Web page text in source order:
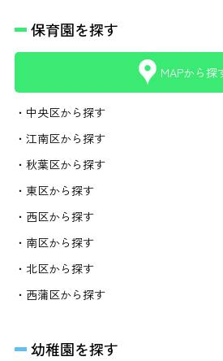
保育園を探す
MAPから探
・中央区から探す
・江南区から探す
・秋葉区から探す
・東区から探す
・西区から探す
・南区から探す
・北区から探す
・西蒲区から探す
幼稚園を探す